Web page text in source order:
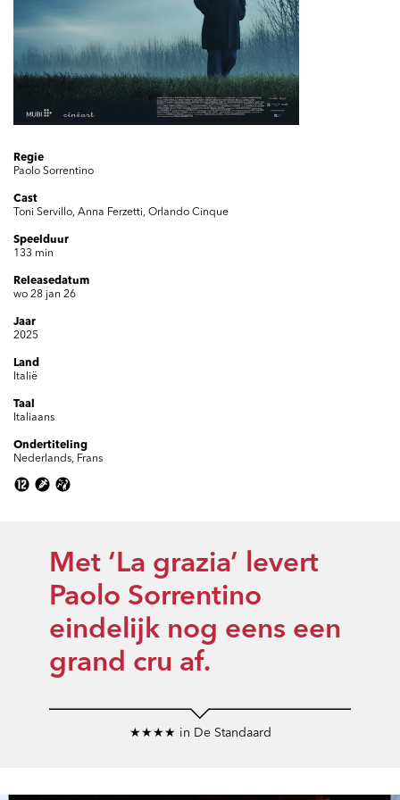
Regie
Paolo Sorrentino
Cast
Toni Servillo, Anna Ferzetti, Orlando Cinque
Speelduur
133 min
Releasedatum
wo 28 jan 26
Jaar
2025
Land
Italië
Taal
Italiaans
Ondertiteling
Nederlands, Frans
Met ‘La grazia’ levert
Paolo Sorrentino
eindelijk nog eens een
grand cru af.
★★★★ in De Standaard